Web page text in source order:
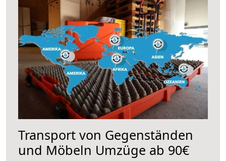
Transport von Gegenständen
und Möbeln Umzüge ab 90€